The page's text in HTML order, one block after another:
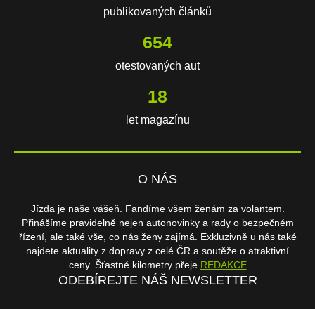
publikovaných článků
654
otestovaných aut
18
let magazínu
O NÁS
Jízda je naše vášeň. Fandíme všem ženám za volantem.
Přinášíme pravidelně nejen autonovinky a rady o bezpečném
řízení, ale také vše, co nás ženy zajímá. Exkluzivně u nás také
najdete aktuality z dopravy z celé ČR a soutěže o atraktivní
ceny. Šťastné kilometry přeje REDAKCE
ODEBÍREJTE NÁŠ NEWSLETTER